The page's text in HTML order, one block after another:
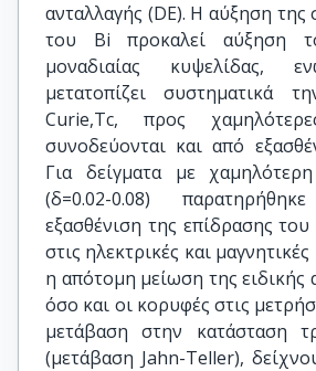
ανταλλαγής (DE). Η αύξηση
του Bi προκαλεί αύξηση
μοναδιαίας κυψελίδας,
μετατοπίζει συστηματικά
Curie,Tc, προς
συνοδεύονται και από
Για δείγματα με
(δ=0.02-0.08)
εξασθένιση της επίδρασης
στις ηλεκτρικές και
η απότομη μείωση της ειδικής
όσο και οι κορυφές στις
μετάβαση στην κατάσταση
(μετάβαση Jahn-Teller),